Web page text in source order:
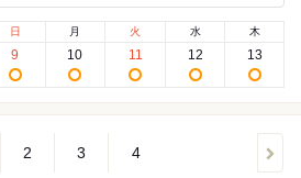
日
9
月
10
火
11
水
12
木
13
2 3 4